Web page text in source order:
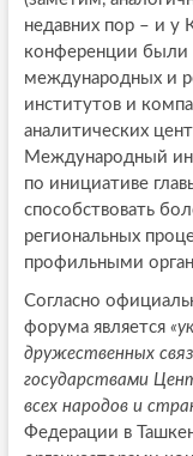
недавних пор – и у
конференции были
международных и
институтов и
аналитических
Международный
по инициативе
способствовать
региональных
профильными
Согласно
форума является
дружественных
государствами
всех народов и
Федерации в